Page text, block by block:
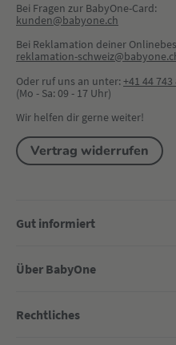
Bei Fragen zur BabyOne-Card:
kunden@babyone.ch
Bei Reklamation deiner
reklamation-
Oder ruf uns an unter:+41 44 743
(Mo - Sa: 09 - 17 Uhr)
Wir helfen dir gerne weiter!
Vertrag widerrufen
Gut informiert
Über BabyOne
Rechtliches